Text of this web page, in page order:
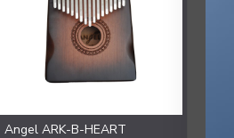
Angel ARK-B-HEART